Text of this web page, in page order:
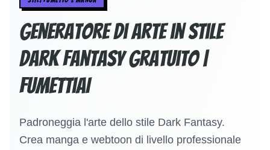
Generatore di arte in stile
Dark Fantasy gratuito |
FumettiAI
Padroneggia l'arte dello stile Dark Fantasy.
Crea manga e webtoon di livello professionale